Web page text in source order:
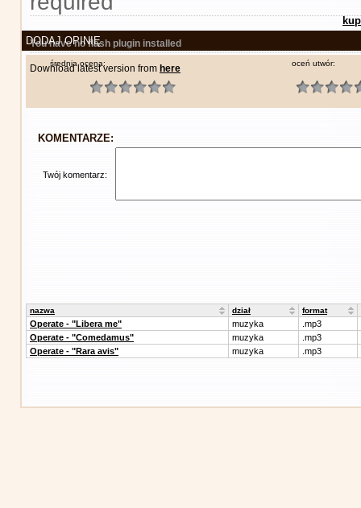
You have no flash plugin installed
Download latest version from here
DODAJ OPINIĘ
średnia ocena: oceń utwór:
KOMENTARZE:
Twój komentarz:
nazwa dział format
Operate - "Libera me" muzyka
.mp3
Operate - "Comedamus"
muzyka
.mp3
Operate - "Rara avis"
muzyka .mp3